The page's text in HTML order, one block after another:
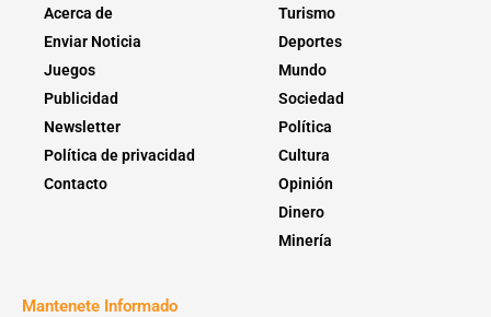
Acerca de
Enviar Noticia
Juegos
Publicidad
Newsletter
Política de privacidad
Contacto
Turismo
Deportes
Mundo
Sociedad
Política
Cultura
Opinión
Dinero
Minería
Mantenete Informado